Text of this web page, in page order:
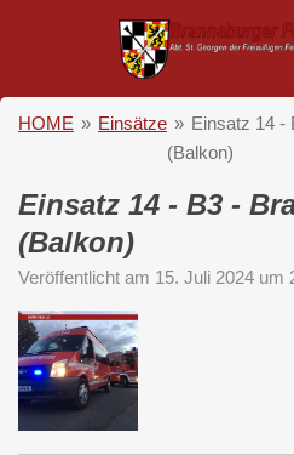
HOME » Einsätze » Einsatz 14 -
(Balkon)
Einsatz 14 - B3 -
(Balkon)
Veröffentlicht am 15. Juli 2024 um